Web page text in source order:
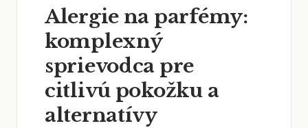
Alergie na parfémy:
komplexný
sprievodca pre
citlivú pokožku a
alternatívy